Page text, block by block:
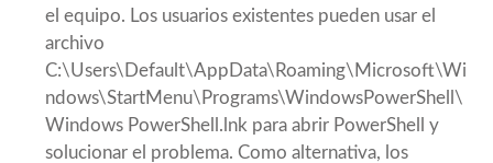
el equipo. Los usuarios existentes pueden usar el
archivo
C:\Users\Default\AppData\Roaming\Microsoft\Wi
ndows\StartMenu\Programs\WindowsPowerShell\
Windows PowerShell.lnk para abrir PowerShell y
solucionar el problema. Como alternativa, los